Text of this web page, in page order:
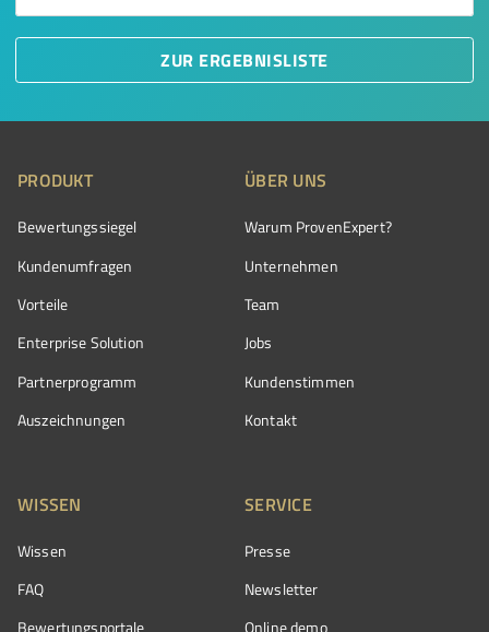
ZUR ERGEBNISLISTE
PRODUKT
Bewertungssiegel
Kundenumfragen
Vorteile
Enterprise Solution
Partnerprogramm
Auszeichnungen
ÜBER UNS
Warum ProvenExpert?
Unternehmen
Team
Jobs
Kundenstimmen
Kontakt
WISSEN
Wissen
FAQ
Bewertungsportale
SERVICE
Presse
Newsletter
Online demo